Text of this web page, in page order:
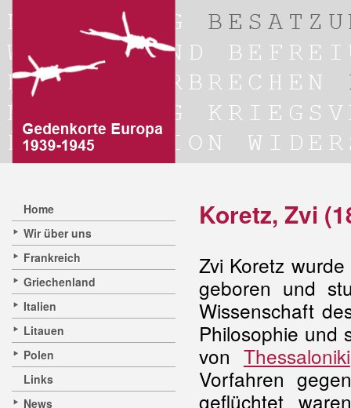
Home
Wir über uns
Frankreich
Griechenland
Italien
Litauen
Polen
Links
News
Koretz, Zvi
Zvi Koretz
geboren und
Wissenschaft
Philosophie und
von Thessaloniki
Vorfahren
geflüchtet